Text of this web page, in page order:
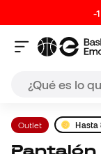
-
Outlet Hasta
Pantalón corto Nike Dri-Fit